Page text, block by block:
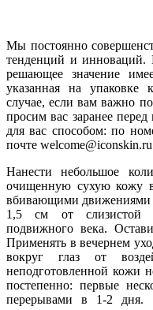
Мы постоянно
тенденций и инноваций.
решающее значение
указанная на упаковке
случае, если вам важно
просим вас заранее
для вас способом: по
почте
Нанести небольшое
очищенную сухую кожу
вбивающими движениями
1,5 см от слизистой
подвижного века.
Применять в вечернем
вокруг глаз от
неподготовленной кожи
постепенно: первые
перерывами в 1-2 дня.